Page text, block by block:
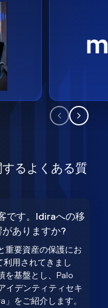
るよくある質
です。Idiraへの移
ありますか?
重要資産の保護にお
利用されてきまし
を基盤とし、Palo
イデンティティセキ
をご紹介します。